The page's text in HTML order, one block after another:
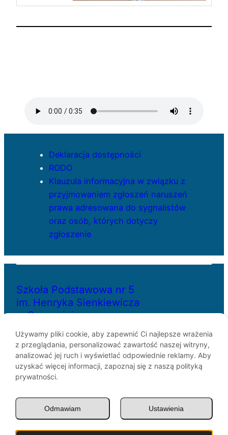
Deklaracja dostępności
RODO
Klauzula informacyjna w związku z
przyjmowaniem zgłoszeń naruszeń
prawa adresowana do sygnalistów
oraz osób, których dotyczy
zgłoszenie
Szkoła Podstawowa nr 5
im. Henryka Sienkiewicza
w Szczecinie
ul. Bł. Królowej Jadwigi 29
70-262 Szczecin
telefon: 91-433-30-07
e-mail: sp5@miasto.szczecin.pl
Używamy pliki cookie, aby zapewnić Ci najlepsze wrażenia
z przeglądania, personalizować zawartość naszej witryny,
analizować jej ruch i wyświetlać odpowiednie reklamy. Aby
uzyskać więcej informacji, zapoznaj się z naszą polityką
prywatności.
Ustawienia
Odmawiam